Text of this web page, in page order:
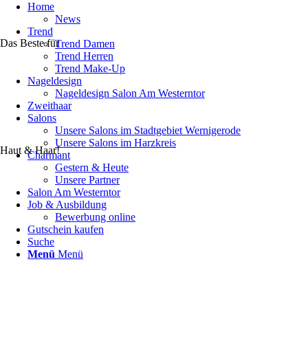
Das Beste für
Haut & Haar!
Home
News
Trend
Trend Damen
Trend Herren
Trend Make-Up
Nageldesign
Nageldesign Salon Am Westerntor
Zweithaar
Salons
Unsere Salons im Stadtgebiet Wernigerode
Unsere Salons im Harzkreis
Charmant
Gestern & Heute
Unsere Partner
Salon Am Westerntor
Job & Ausbildung
Bewerbung online
Gutschein kaufen
Suche
Menü Menü